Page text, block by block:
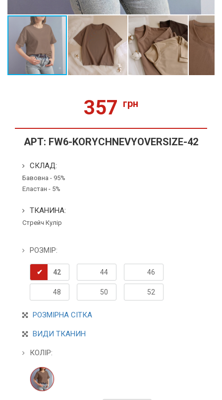
357 грн
АРТ: FW6-KORYCHNEVYOVERSIZE-42
СКЛАД:
Бавовна - 95%
Еластан - 5%
ТКАНИНА:
Стрейч Кулір
РОЗМІР:
42 44 46
48 50 52
РОЗМІРНА СІТКА
ВИДИ ТКАНИН
КОЛІР: